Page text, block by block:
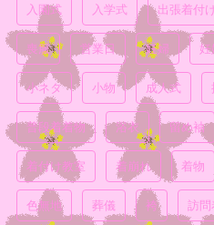
入園式 入学式 出張着付
喪服 営業日 妊婦
小ネタ 小物 成人式
普段着着物 浴衣 留め袖
着付け教室 着崩れ 着物
色無地 葬儀 袴 訪問